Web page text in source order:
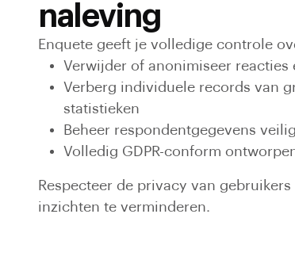
naleving
Enquete geeft je volledige controle
Verwijder of anonimiseer reacties
Verberg individuele records van
statistieken
Beheer respondentgegevens
Volledig GDPR-conform
Respecteer de privacy van
inzichten te verminderen.